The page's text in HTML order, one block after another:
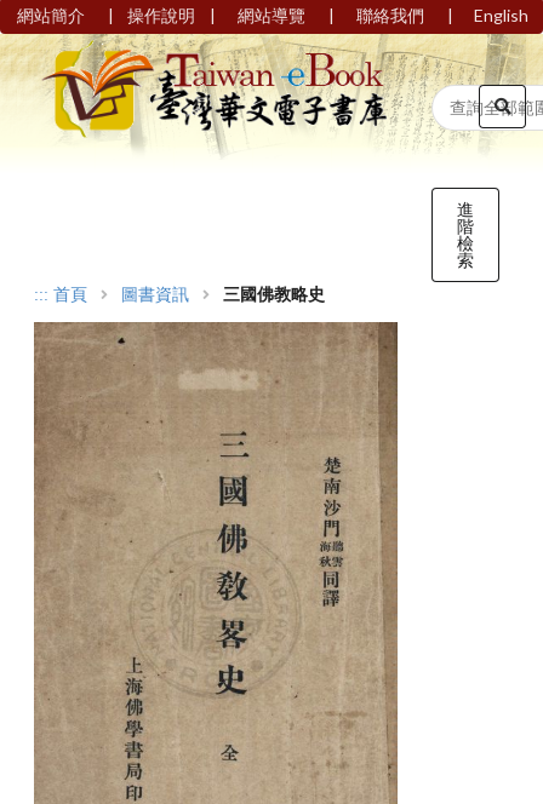
網站簡介 | 操作說明 | 網站導覽 | 聯絡我們 | English
進
階
檢
索
::: 首頁 圖書資訊 三國佛教略史